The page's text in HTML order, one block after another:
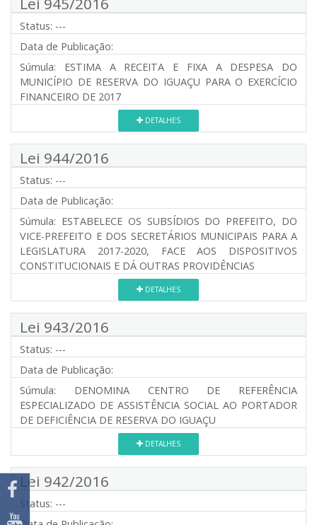
Status: ---
Data de Publicação:
Súmula: ESTIMA A RECEITA E FIXA A DESPESA DO
MUNICÍPIO DE RESERVA DO IGUAÇU PARA O EXERCÍCIO
FINANCEIRO DE 2017
DETALHES
Lei 944/2016
Status: ---
Data de Publicação:
Súmula: ESTABELECE OS SUBSÍDIOS DO PREFEITO, DO
VICE-PREFEITO E DOS SECRETÁRIOS MUNICIPAIS PARA A
LEGISLATURA 2017-2020, FACE AOS DISPOSITIVOS
CONSTITUCIONAIS E DÁ OUTRAS PROVIDÊNCIAS
DETALHES
Lei 943/2016
Status: ---
Data de Publicação:
Súmula: DENOMINA CENTRO DE REFERÊNCIA
ESPECIALIZADO DE ASSISTÊNCIA SOCIAL AO PORTADOR
DE DEFICIÊNCIA DE RESERVA DO IGUAÇU
DETALHES
Lei 942/2016
Status: ---